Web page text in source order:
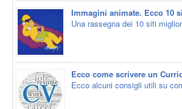
Immagini animate. Ecco 10
Una rassegna dei 10 siti
Ecco come scrivere un
Ecco alcuni consigli utili su